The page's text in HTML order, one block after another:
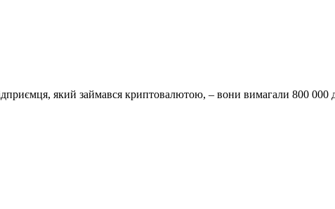
який займався криптовалютою, – вони вимагали 800 000